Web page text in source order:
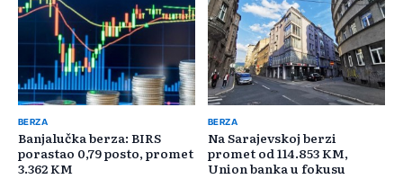
BERZA
Banjalučka berza: BIRS
porastao 0,79 posto, promet
3.362 KM
BERZA
Na Sarajevskoj berzi
promet od 114.853 KM,
Union banka u fokusu